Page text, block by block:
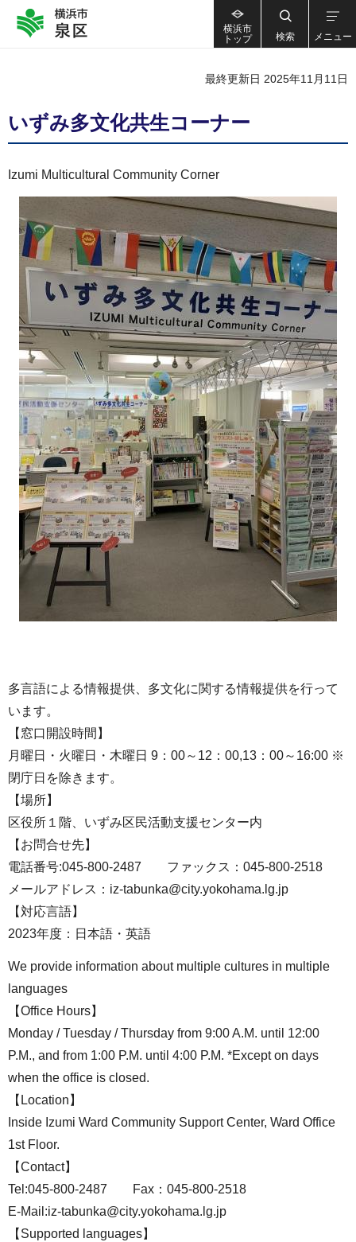
横浜市
トップ
検索 メニュー
最終更新日 2025年11月11日
いずみ多文化共生コーナー
Izumi Multicultural Community Corner
多言語による情報提供、多文化に関する情報提供を行って
います。
【窓口開設時間】
月曜日・火曜日・木曜日 9：00～12：00,13：00～16:00 ※
閉庁日を除きます。
【場所】
区役所１階、いずみ区民活動支援センター内
【お問合せ先】
電話番号:045-800-2487 ファックス：045-800-2518
メールアドレス：iz-tabunka@city.yokohama.lg.jp
【対応言語】
2023年度：日本語・英語
We provide information about multiple cultures in multiple
languages
【Office Hours】
Monday / Tuesday / Thursday from 9:00 A.M. until 12:00
P.M., and from 1:00 P.M. until 4:00 P.M. *Except on days
when the office is closed.
【Location】
Inside Izumi Ward Community Support Center, Ward Office
1st Floor.
【Contact】
Tel:045-800-2487 Fax：045-800-2518
E-Mail:iz-tabunka@city.yokohama.lg.jp
【Supported languages】